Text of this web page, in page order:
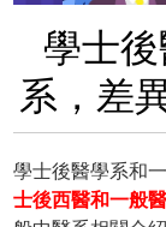
學士
系，差
學士後醫學系和
士後西醫和一般